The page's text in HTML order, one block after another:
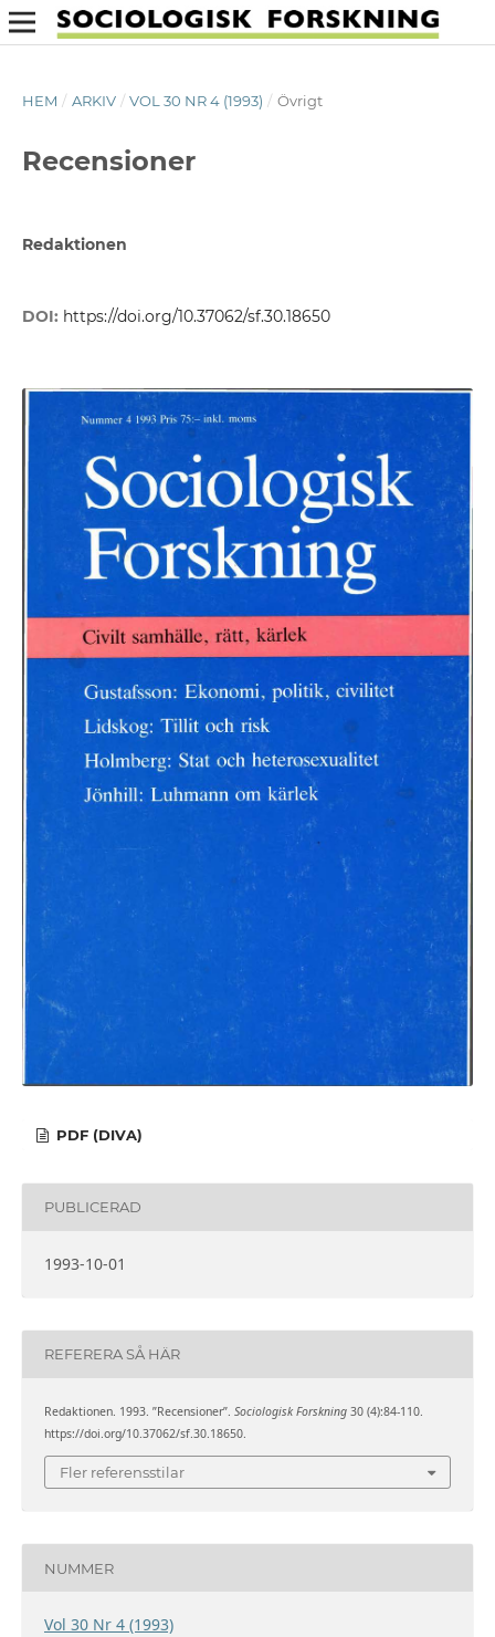
HEM / ARKIV / VOL 30 NR 4 (1993) / Övrigt
Recensioner
Redaktionen
DOI: https://doi.org/10.37062/sf.30.18650
PDF (DIVA)
PUBLICERAD
1993-10-01
REFERERA SÅ HÄR
Redaktionen. 1993. ”Recensioner”. Sociologisk Forskning30 (4):84-110.
https://doi.org/10.37062/sf.30.18650.
Fler referensstilar
NUMMER
Vol 30 Nr 4 (1993)